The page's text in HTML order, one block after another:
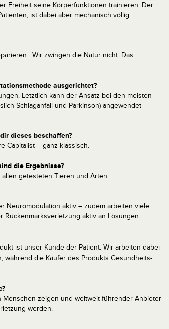
Freiheit seine Körperfunktionen trainieren. Der
ist dabei aber mechanisch völlig
. Wir zwingen die Natur nicht. Das
ausgerichtet?
Letztlich kann der Ansatz bei den meisten
Schlaganfall und Parkinson) angewendet
dieses beschaffen?
Capitalist – ganz klassisch.
die Ergebnisse?
getesteten Tieren und Arten.
Neuromodulation aktiv – zudem arbeiten viele
Rückenmarksverletzung aktiv an Lösungen.
ist unser Kunde der Patient. Wir arbeiten dabei
während die Käufer des Produkts Gesundheits-
zeigen und weltweit führender Anbieter
werden.